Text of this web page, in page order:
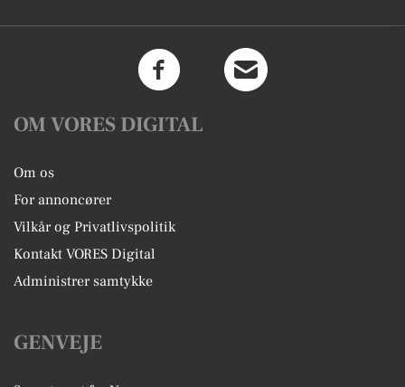
OM VORES DIGITAL
Om os
For annoncører
Vilkår og Privatlivspolitik
Kontakt VORES Digital
Administrer samtykke
GENVEJE